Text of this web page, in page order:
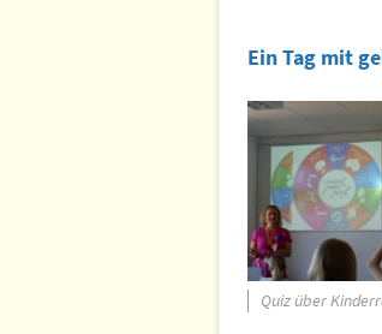
Ein Tag mit
Quiz über